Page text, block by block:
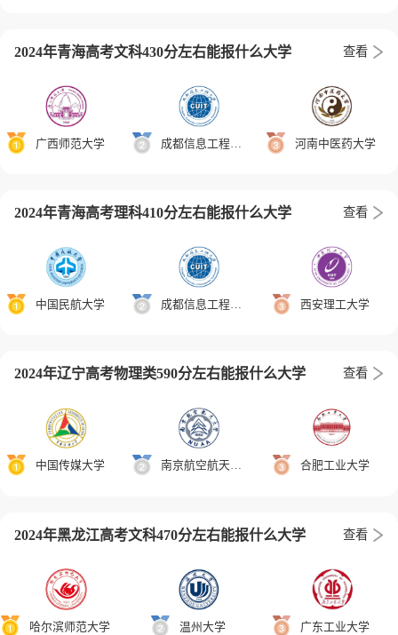
2024年青海高考文科430分左右能报什么大学 查看
广西师范大学 成都信息工程大学 河南中医药大学
2024年青海高考理科410分左右能报什么大学 查看
中国民航大学 成都信息工程大学 西安理工大学
2024年辽宁高考物理类590分左右能报什么大学 查看
中国传媒大学 南京航空航天大学 合肥工业大学
2024年黑龙江高考文科470分左右能报什么大学 查看
哈尔滨师范大学 温州大学 广东工业大学